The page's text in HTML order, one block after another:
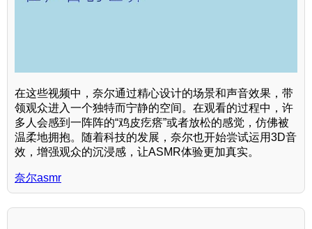
在这些视频中，奈尔通过精心设计的场景和声音效果，带
领观众进入一个独特而宁静的空间。在观看的过程中，许
多人会感到一阵阵的“鸡皮疙瘩”或者放松的感觉，仿佛被
温柔地拥抱。随着科技的发展，奈尔也开始尝试运用3D音
效，增强观众的沉浸感，让ASMR体验更加真实。
奈尔asmr